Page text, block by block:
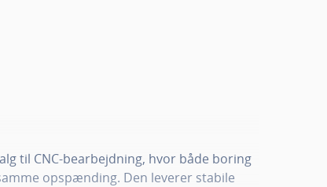
til CNC-bearbejdning, hvor både boring
opspænding. Den leverer stabile